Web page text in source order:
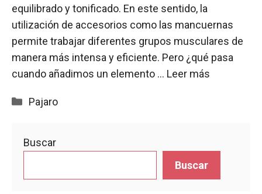
equilibrado y tonificado. En este sentido, la
utilización de accesorios como las mancuernas
permite trabajar diferentes grupos musculares de
manera más intensa y eficiente. Pero ¿qué pasa
cuando añadimos un elemento … Leer más
Categorías
Pajaro
Buscar
Buscar